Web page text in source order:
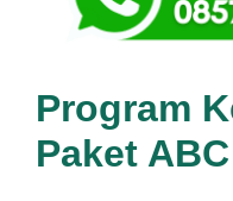
Program
Paket ABC